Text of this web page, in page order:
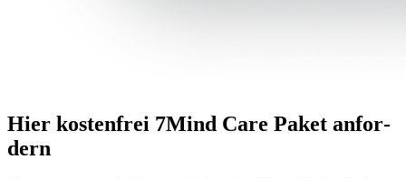
Hier kostenfrei 7Mind Care Paket anfor­
dern